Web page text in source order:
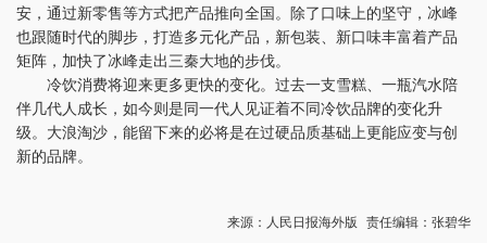
安，通过新零售等方式把产品推向全国。除了口味上的坚守，冰峰
也跟随时代的脚步，打造多元化产品，新包装、新口味丰富着产品
矩阵，加快了冰峰走出三秦大地的步伐。
冷饮消费将迎来更多更快的变化。过去一支雪糕、一瓶汽水陪
伴几代人成长，如今则是同一代人见证着不同冷饮品牌的变化升
级。大浪淘沙，能留下来的必将是在过硬品质基础上更能应变与创
新的品牌。
来源：人民日报海外版 责任编辑：张碧华